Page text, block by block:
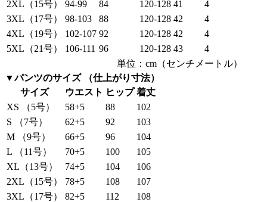
2XL（15号）
94-99 84 120-128 41
4
3XL（17号）
98-103 88 120-128 42
4
4XL（19号）
102-107 92 120-128 42
4
5XL（21号）
106-111 96 120-128 43
4
単位：cm（センチメートル）
▼パンツのサイズ （仕上がり寸法）
サイズ
ウエスト ヒップ 着丈
XS （5号）
58+5 88
102
S （7号）
62+5 92
103
M （9号）
66+5 96
104
L （11号）
70+5 100
105
XL（13号）
74+5 104
106
2XL（15号）
78+5 108
107
3XL（17号）
82+5 112
108